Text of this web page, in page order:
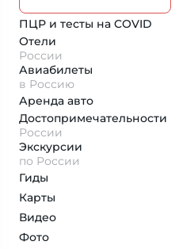
ПЦР и тесты на COVID
Отели
России
Авиабилеты
в Россию
Аренда авто
Достопримеча­тельности
России
Экскурсии
по России
Гиды
Карты
Видео
Фото